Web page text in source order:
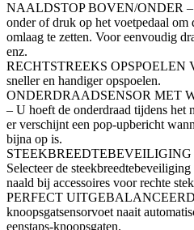
NAALDSTOP BOVEN/ONDER –
onder of druk op het voetpedaal om
omlaag te zetten. Voor eenvoudig
enz.
RECHTSTREEKS
sneller en handiger opspoelen.
ONDERDRAADSENSOR MET
– U hoeft de onderdraad tijdens het
er verschijnt een pop-upbericht
bijna op is.
STEEKBREEDTEBEVEILIGING
Selecteer de
naald bij accessoires voor rechte
PERFECT
knoopsgatsensorvoet naait
eenstaps-knoopsgaten.